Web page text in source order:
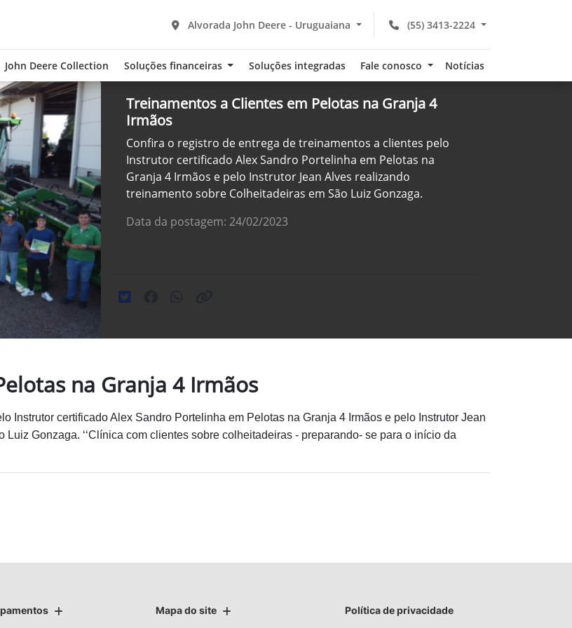
(55) 3413-2224
Alvorada John Deere - Uruguaiana
John Deere Collection Soluções financeiras Soluções integradas Fale conosco Notícias
Treinamentos a Clientes em Pelotas na Granja 4
Irmãos
Confira o registro de entrega de treinamentos a clientes pelo
Instrutor certificado Alex Sandro Portelinha em Pelotas na
Granja 4 Irmãos e pelo Instrutor Jean Alves realizando
treinamento sobre Colheitadeiras em São Luiz Gonzaga.
Data da postagem: 24/02/2023
na Granja 4 Irmãos
Instrutor certificado Alex Sandro Portelinha em Pelotas na Granja 4 Irmãos e pelo Instrutor Jean
Gonzaga. ‘‘Clínica com clientes sobre colheitadeiras - preparando- se para o início da
Mapa do site Política de privacidade